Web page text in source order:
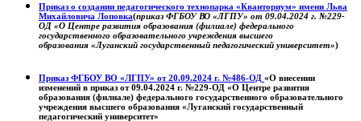
Приказ о создании педагогического технопарка «Кванториум» имени Льва
Михайловича Лоповка(приказ ФГБОУ ВО «ЛГПУ» от 09.04.2024 г. №229-
ОД «О Центре развития образования (филиале) федерального
государственного образовательного учреждения высшего
образования «Луганский государственный педагогический университет»)
Приказ ФГБОУ ВО «ЛГПУ» от 20.09.2024 г. №486-ОД «О внесении
изменений в приказ от 09.04.2024 г. №229-ОД «О Центре развития
образования (филиале) федерального государственного образовательного
учреждения высшего образования «Луганский государственный
педагогический университет»